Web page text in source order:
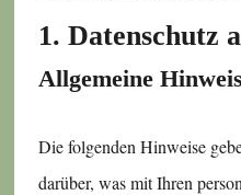
1. Datenschutz
Allgemeine
Die folgenden Hinweise
darüber, was mit Ihren